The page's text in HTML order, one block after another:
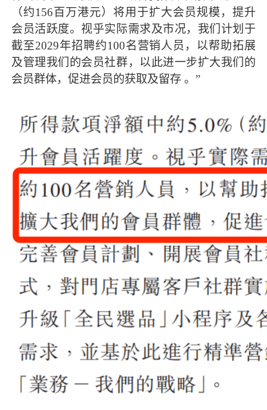
（约156百万港元）将用于扩大会员规模，提升
会员活跃度。视乎实际需求及市况，我们计划于
截至2029年招聘约100名营销人员，以帮助拓展
及管理我们的会员社群，以此进一步扩大我们的
会员群体，促进会员的获取及留存 。”